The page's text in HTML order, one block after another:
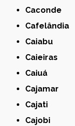
Caconde
Cafelândia
Caiabu
Caieiras
Caiuá
Cajamar
Cajati
Cajobi